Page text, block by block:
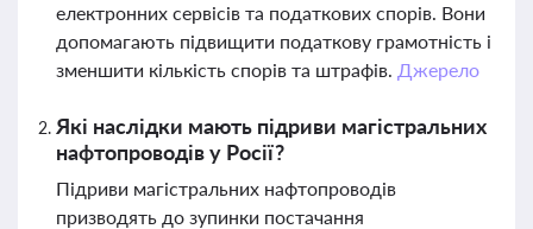
електронних сервісів та податкових спорів. Вони
допомагають підвищити податкову грамотність і
зменшити кількість спорів та штрафів. Джерело
Які наслідки мають підриви магістральних
нафтопроводів у Росії?
Підриви магістральних нафтопроводів
призводять до зупинки постачання